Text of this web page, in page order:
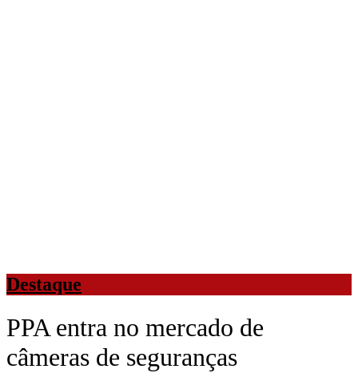
Destaque
PPA entra no mercado de
câmeras de seguranças